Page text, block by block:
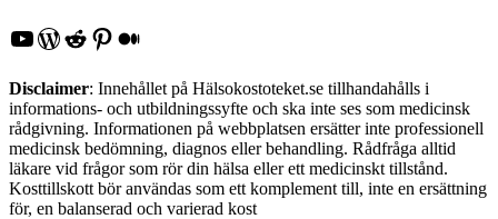
YouTube
WordPress
Reddit
Pinterest
Medium
Disclaimer: Innehållet på Hälsokostoteket.se tillhandahålls i
informations- och utbildningssyfte och ska inte ses som medicinsk
rådgivning. Informationen på webbplatsen ersätter inte professionell
medicinsk bedömning, diagnos eller behandling. Rådfråga alltid
läkare vid frågor som rör din hälsa eller ett medicinskt tillstånd.
Kosttillskott bör användas som ett komplement till, inte en ersättning
för, en balanserad och varierad kost